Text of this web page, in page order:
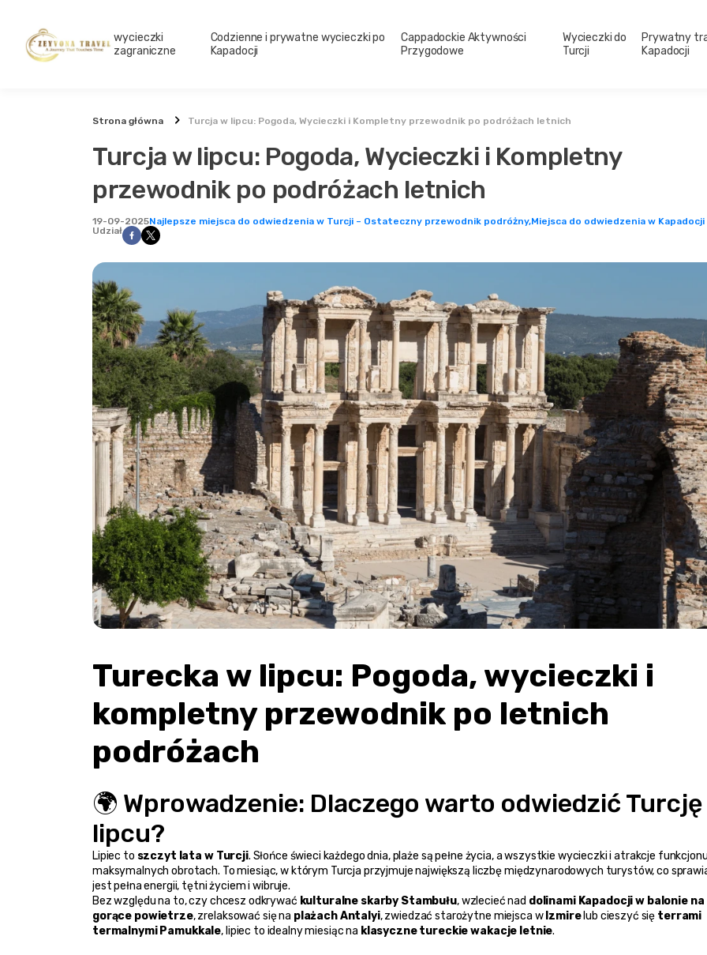
wycieczki
zagraniczne
Codzienne i prywatne wycieczki po
Kapadocji
Cappadockie Aktywności
Przygodowe
Wycieczki do
Turcji
Prywatny
Kapadocji
Strona główna Turcja w lipcu: Pogoda, Wycieczki i Kompletny przewodnik po podróżach letnich
Turcja w lipcu: Pogoda, Wycieczki i Kompletny
przewodnik po podróżach letnich
19-09-2025Najlepsze miejsca do odwiedzenia w Turcji – Ostateczny przewodnik podróżny,Miejsca do odwiedzenia w Kapadocji
Udział
Turecka w lipcu: Pogoda, wycieczki i
kompletny przewodnik po letnich
podróżach
🌍 Wprowadzenie: Dlaczego warto odwiedzić
lipcu?
Lipiec to szczyt lata w Turcji. Słońce świeci każdego dnia, plaże są pełne życia, a wszystkie wycieczki i atrakcje
maksymalnych obrotach. To miesiąc, w którym Turcja przyjmuje największą liczbę międzynarodowych turystów, co
jest pełna energii, tętni życiem i wibruje.
Bez względu na to, czy chcesz odkrywać kulturalne skarby Stambułu, wzlecieć nad dolinami Kapadocji w balonie na
gorące powietrze, zrelaksować się na plażach Antalyi, zwiedzać starożytne miejsca w Izmire lub cieszyć się terrami
termalnymi Pamukkale, lipiec to idealny miesiąc na klasyczne tureckie wakacje letnie.